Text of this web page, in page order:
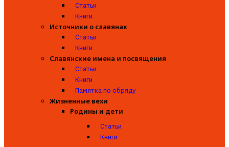
Статьи
Книги
Источники о славянах
Статьи
Книги
Славянские имена и посвящения
Статьи
Книги
Памятка по обряду
Жизненные вехи
Родины и дети
Статьи
Книги